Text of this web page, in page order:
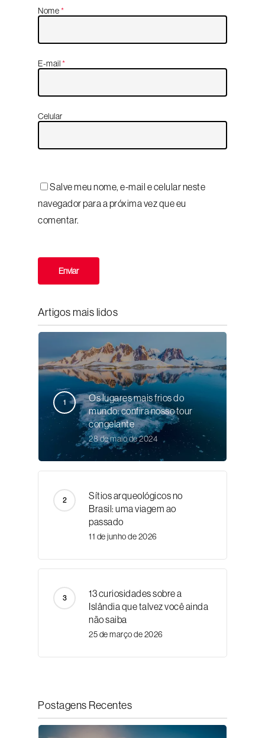
Nome*
E-mail*
Celular
Salve meu nome, e-mail e celular neste
navegador para a próxima vez que eu
comentar.
Artigos mais lidos
Os lugares mais frios do
mundo: confira nosso tour
congelante
28 de maio de 2024
Sítios arqueológicos no
Brasil: uma viagem ao
passado
11 de junho de 2026
13 curiosidades sobre a
Islândia que talvez você ainda
não saiba
25 de março de 2026
Postagens Recentes